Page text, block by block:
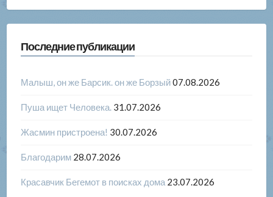
Последние публикации
Малыш, он же Барсик. он же Борзый07.08.2026
Пуша ищет Человека. 31.07.2026
Жасмин пристроена! 30.07.2026
Благодарим 28.07.2026
Красавчик Бегемот в поисках дома 23.07.2026